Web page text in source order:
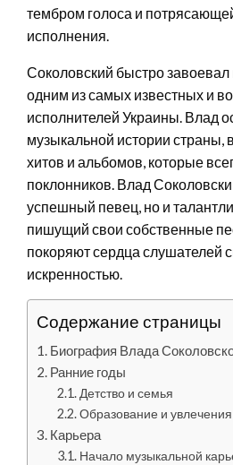
тембром голоса и
исполнения.
Соколовский быстро завоевал
одним из самых известных и
исполнителей Украины. Влад
музыкальной истории страны,
хитов и альбомов, которые
поклонников. Влад
успешный певец, но и
пишущий свои собственные
покоряют сердца слушателей
искренностью.
Содержание страницы
Биография Влада
Ранние годы
Детство и семья
Образование и увлечения
Карьера
Начало музыкальной